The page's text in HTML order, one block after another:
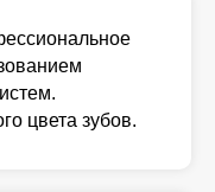
цвета зубов.